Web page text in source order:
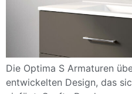
Die Optima S Armaturen
entwickelten Design, das